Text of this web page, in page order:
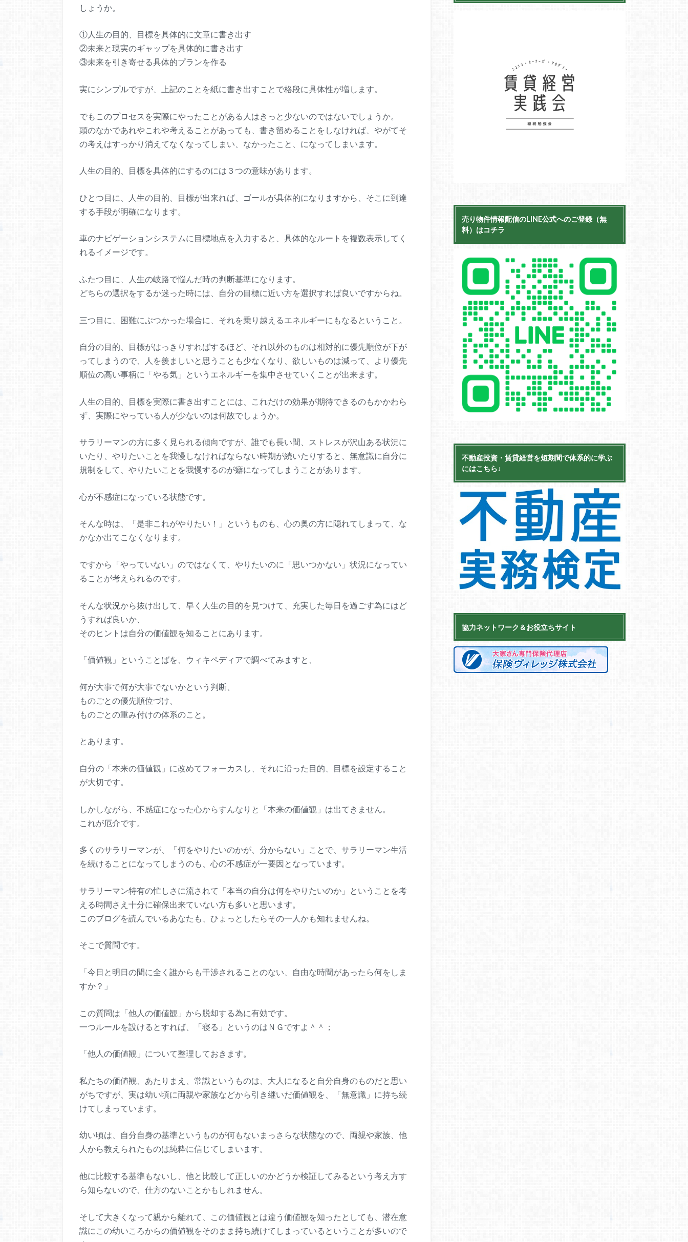
しょうか。
①人生の目的、目標を具体的に文章に書き出す
②未来と現実のギャップを具体的に書き出す
③未来を引き寄せる具体的プランを作る
実にシンプルですが、上記のことを紙に書き出すことで格段に具体性が増します。
でもこのプロセスを実際にやったことがある人はきっと少ないのではないでしょうか。
頭のなかであれやこれや考えることがあっても、書き留めることをしなければ、やがてそ
の考えはすっかり消えてなくなってしまい、なかったこと、になってしまいます。
人生の目的、目標を具体的にするのには３つの意味があります。
ひとつ目に、人生の目的、目標が出来れば、ゴールが具体的になりますから、そこに到達
する手段が明確になります。
車のナビゲーションシステムに目標地点を入力すると、具体的なルートを複数表示してく
れるイメージです。
ふたつ目に、人生の岐路で悩んだ時の判断基準になります。
どちらの選択をするか迷った時には、自分の目標に近い方を選択すれば良いですからね。
三つ目に、困難にぶつかった場合に、それを乗り越えるエネルギーにもなるということ。
自分の目的、目標がはっきりすればするほど、それ以外のものは相対的に優先順位が下が
ってしまうので、人を羨ましいと思うことも少なくなり、欲しいものは減って、より優先
順位の高い事柄に「やる気」というエネルギーを集中させていくことが出来ます。
人生の目的、目標を実際に書き出すことには、これだけの効果が期待できるのもかかわら
ず、実際にやっている人が少ないのは何故でしょうか。
サラリーマンの方に多く見られる傾向ですが、誰でも長い間、ストレスが沢山ある状況に
いたり、やりたいことを我慢しなければならない時期が続いたりすると、無意識に自分に
規制をして、やりたいことを我慢するのが癖になってしまうことがあります。
心が不感症になっている状態です。
そんな時は、「是非これがやりたい！」というものも、心の奥の方に隠れてしまって、な
かなか出てこなくなります。
ですから「やっていない」のではなくて、やりたいのに「思いつかない」状況になってい
ることが考えられるのです。
そんな状況から抜け出して、早く人生の目的を見つけて、充実した毎日を過ごす為にはど
うすれば良いか、
そのヒントは自分の価値観を知ることにあります。
「価値観」ということばを、ウィキペディアで調べてみますと、
何が大事で何が大事でないかという判断、
ものごとの優先順位づけ、
ものごとの重み付けの体系のこと。
とあります。
自分の「本来の価値観」に改めてフォーカスし、それに沿った目的、目標を設定すること
が大切です。
しかしながら、不感症になった心からすんなりと「本来の価値観」は出てきません。
これが厄介です。
多くのサラリーマンが、「何をやりたいのかが、分からない」ことで、サラリーマン生活
を続けることになってしまうのも、心の不感症が一要因となっています。
サラリーマン特有の忙しさに流されて「本当の自分は何をやりたいのか」ということを考
える時間さえ十分に確保出来ていない方も多いと思います。
このブログを読んでいるあなたも、ひょっとしたらその一人かも知れませんね。
そこで質問です。
「今日と明日の間に全く誰からも干渉されることのない、自由な時間があったら何をしま
すか？」
この質問は「他人の価値観」から脱却する為に有効です。
一つルールを設けるとすれば、「寝る」というのはＮＧですよ＾＾；
「他人の価値観」について整理しておきます。
私たちの価値観、あたりまえ、常識というものは、大人になると自分自身のものだと思い
がちですが、実は幼い頃に両親や家族などから引き継いだ価値観を、「無意識」に持ち続
けてしまっています。
幼い頃は、自分自身の基準というものが何もないまっさらな状態なので、両親や家族、他
人から教えられたものは純粋に信じてしまいます。
他に比較する基準もないし、他と比較して正しいのかどうか検証してみるという考え方す
ら知らないので、仕方のないことかもしれません。
そして大きくなって親から離れて、この価値観とは違う価値観を知ったとしても、潜在意
識にこの幼いころからの価値観をそのまま持ち続けてしまっているということが多いので
売り物件情報配信のLINE公式へのご登録（無
料）はコチラ
不動産投資・賃貸経営を短期間で体系的に学ぶ
にはこちら↓
協力ネットワーク＆お役立ちサイト